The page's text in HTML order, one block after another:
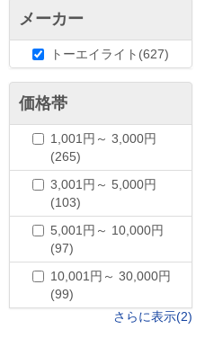
メーカー
トーエイライト(627)
価格帯
1,001円～ 3,000円
(265)
3,001円～ 5,000円
(103)
5,001円～ 10,000円
(97)
10,001円～ 30,000円
(99)
さらに表示(2)